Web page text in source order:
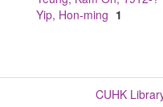
Yip, Hon-ming 1
CUHK